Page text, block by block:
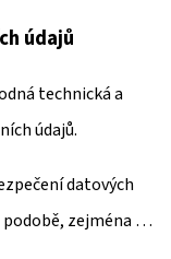
údajů
technická a
údajů.
datových
zejména …